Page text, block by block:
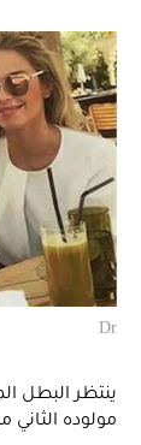
Dr
ينتظر البطل
مولوده الثاني